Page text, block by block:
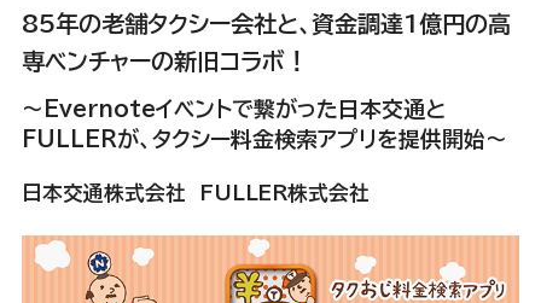
85年の老舗タクシー会社と、資金調達1億円の高
専ベンチャーの新旧コラボ！
～Evernoteイベントで繋がった日本交通と
FULLERが、タクシー料金検索アプリを提供開始～
日本交通株式会社 FULLER株式会社